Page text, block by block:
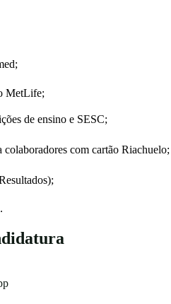
MetLife;
de ensino e SESC;
com cartão Riachuelo;